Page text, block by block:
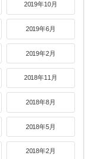
2019年10月
2019年6月
2019年2月
2018年11月
2018年8月
2018年5月
2018年2月